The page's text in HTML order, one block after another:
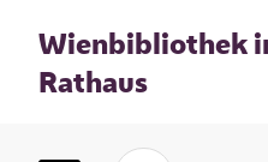
Wienbibliothek
Rathaus